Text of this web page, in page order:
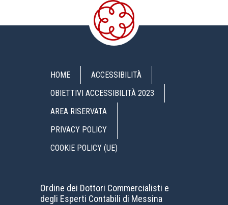
HOME
ACCESSIBILITÀ
OBIETTIVI ACCESSIBILITÀ 2023
AREA RISERVATA
PRIVACY POLICY
COOKIE POLICY (UE)
Ordine dei Dottori Commercialisti e
degli Esperti Contabili di Messina